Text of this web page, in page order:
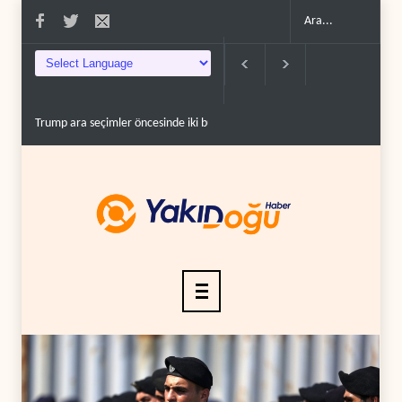
büyük krizle karşı ka.. Beyaz Saray teknokratları yakıt fiyatlarından dertli..